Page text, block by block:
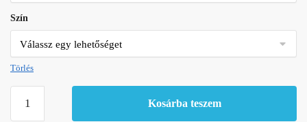
Szín
Törlés
keze
Kosárba teszem